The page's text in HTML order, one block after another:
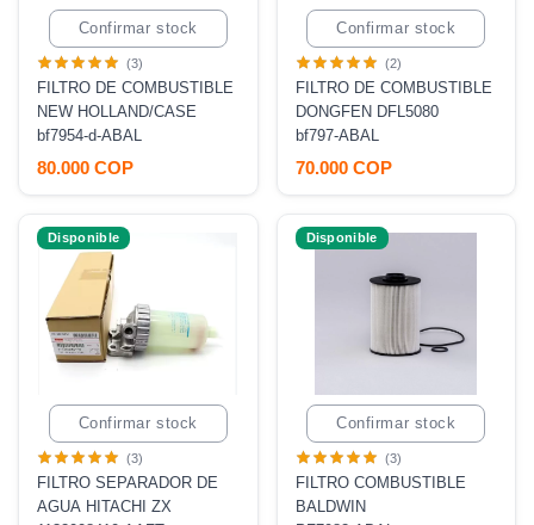
Confirmar stock
(3)
FILTRO DE COMBUSTIBLE
NEW HOLLAND/CASE
bf7954-d-ABAL
80.000 COP
Confirmar stock
(2)
FILTRO DE COMBUSTIBLE
DONGFEN DFL5080
bf797-ABAL
70.000 COP
Confirmar stock
Disponible
(3)
FILTRO SEPARADOR DE
AGUA HITACHI ZX
Confirmar stock
Disponible
(3)
FILTRO COMBUSTIBLE
BALDWIN